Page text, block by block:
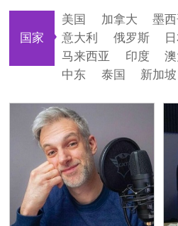
国家
美国 加拿大 墨
意大利
俄罗斯
马来西亚
印度
中东
泰国 新加坡